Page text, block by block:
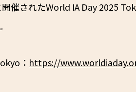
催されたWorld IA Day 2025
： https://